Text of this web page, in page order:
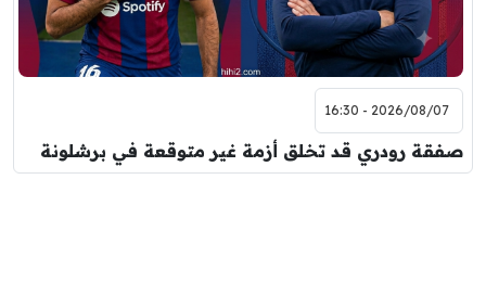
2026/08/07 - 16:30
صفقة رودري قد تخلق أزمة غير متوقعة في برشلونة